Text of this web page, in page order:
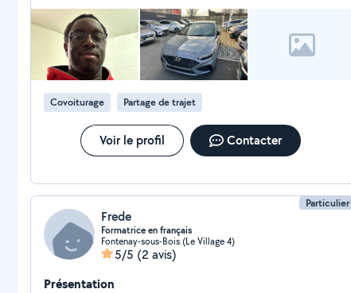
Covoiturage Partage de trajet
Voir le profil Contacter
Particulier
Frede
Formatrice en français
Fontenay-sous-Bois (Le Village 4)
5/5 (2 avis)
Présentation